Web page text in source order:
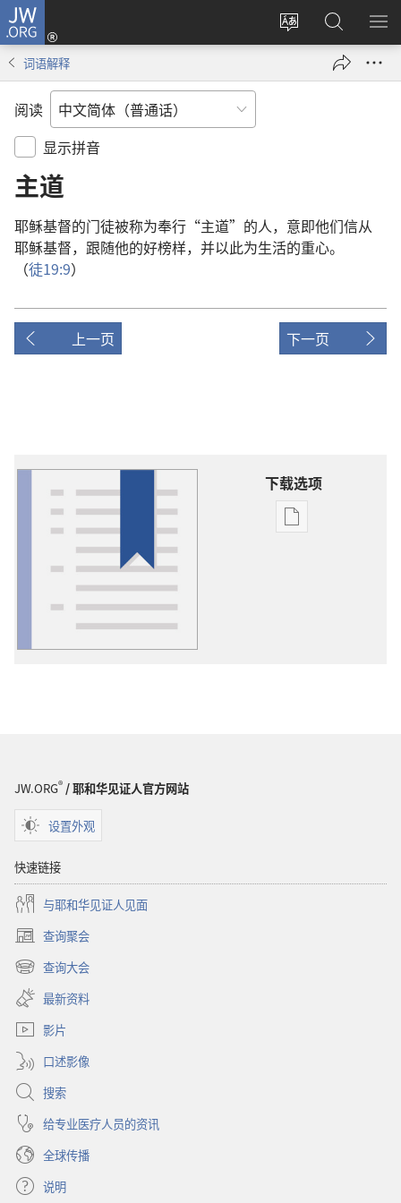
JW.ORG
更
登
录
（打
搜
索
JW.ORG
显
词语解释
阅读
显示拼音
主道
耶稣基督的门徒被称为奉行 “主道” 的人， 意即他们信从
耶稣基督， 跟随他的好榜样， 并以此为生活的重心。
（徒19:9）
上一页 下一页
下载选项
出
JW.ORG®/ 耶和华见证人官方网站
设置外观
快速链接
与耶和华见证人见面
查询聚会
（打
开
新
窗
口）
查询大会
（打
开
新
窗
最新资料
影片
口述影像
搜索
给专业医疗人员的资讯
全球传播
说明